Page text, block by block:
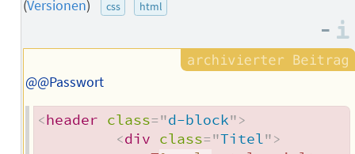
(Versionen) css html
–
@@Passwort
<header class="d-block">
<div class="Titel">